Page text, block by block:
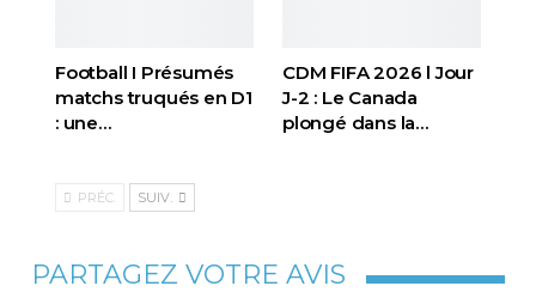
Football I Présumés
matchs truqués en D1
: une…
CDM FIFA 2026 l Jour
J-2 : Le Canada
plongé dans la…
PRÉC. SUIV.
PARTAGEZ VOTRE AVIS